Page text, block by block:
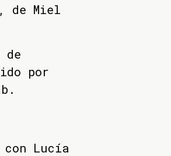
de Miel
por
con Lucía